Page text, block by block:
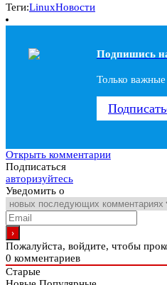
Теги:LinuxНовости
Подпишись
Только
Открыть комментарии
Подписаться
авторизуйтесь
Уведомить о
Пожалуйста, войдите, чтобы
0 комментариев
Старые